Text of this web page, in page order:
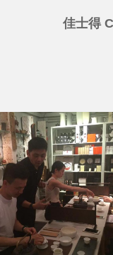
佳士得